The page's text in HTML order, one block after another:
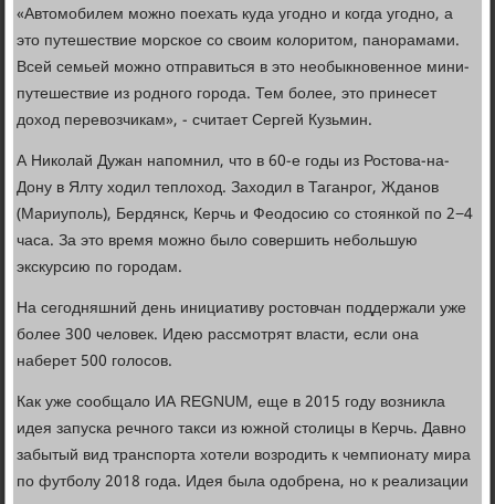
«Автомобилем можно поехать куда угодно и когда угодно, а
это путешествие морское со своим колоритом, панорамами.
Всей семьей можно отправиться в это необыкновенное мини-
путешествие из родного города. Тем более, это принесет
доход перевозчикам», - считает Сергей Кузьмин.
А Николай Дужан напомнил, что в 60-е годы из Ростова-на-
Дону в Ялту ходил теплоход. Заходил в Таганрог, Жданов
(Мариуполь), Бердянск, Керчь и Феодосию со стоянкой по 2−4
часа. За это время можно было совершить небольшую
экскурсию по городам.
На сегодняшний день инициативу ростовчан поддержали уже
более 300 человек. Идею рассмотрят власти, если она
наберет 500 голосов.
Как уже сообщало ИА REGNUM, еще в 2015 году возникла
идея запуска речного такси из южной столицы в Керчь. Давно
забытый вид транспорта хотели возродить к чемпионату мира
по футболу 2018 года. Идея была одобрена, но к реализации